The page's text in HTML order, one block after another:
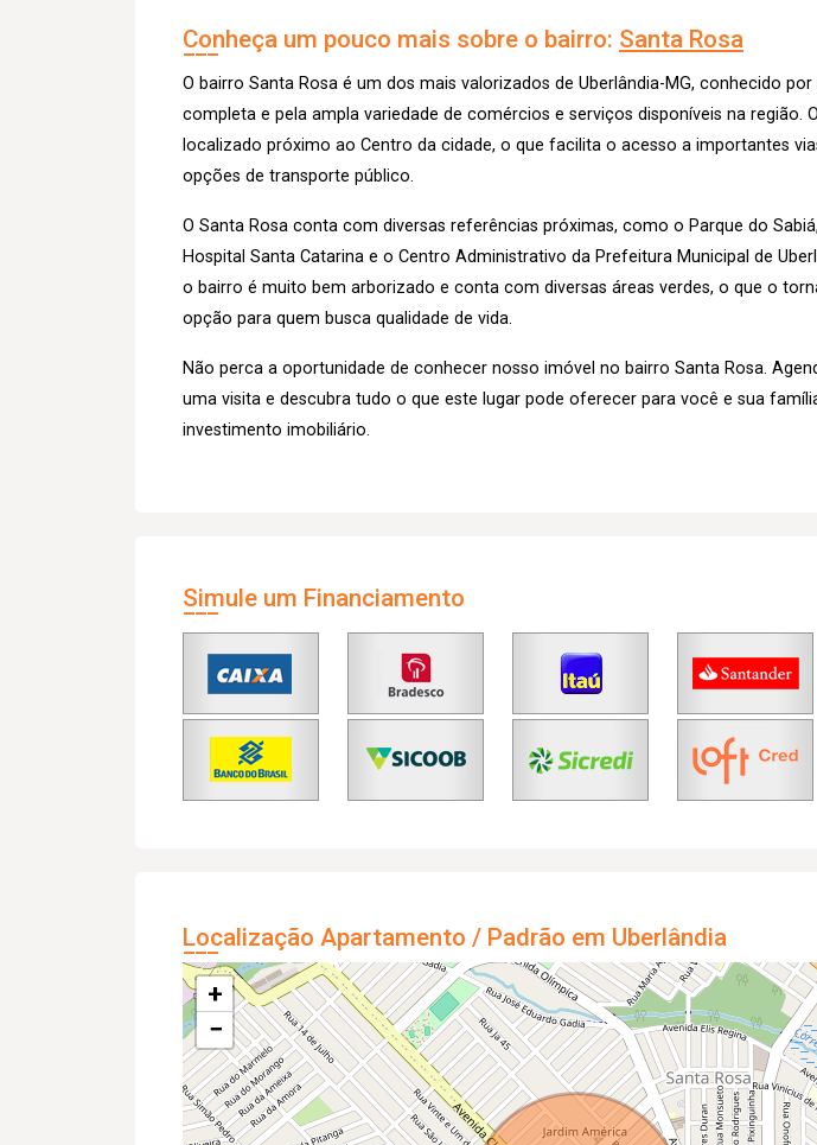
Conheça um pouco mais sobre o bairro: Santa Rosa
O bairro Santa Rosa é um dos mais valorizados de Uberlândia-MG, conhecido
completa e pela ampla variedade de comércios e serviços disponíveis na região.
localizado próximo ao Centro da cidade, o que facilita o acesso a importantes
opções de transporte público.
O Santa Rosa conta com diversas referências próximas, como o Parque do
Hospital Santa Catarina e o Centro Administrativo da Prefeitura Municipal de
o bairro é muito bem arborizado e conta com diversas áreas verdes, o que o
opção para quem busca qualidade de vida.
Não perca a oportunidade de conhecer nosso imóvel no bairro Santa Rosa.
uma visita e descubra tudo o que este lugar pode oferecer para você e sua
investimento imobiliário.
Simule um Financiamento
Localização Apartamento / Padrão em Uberlândia
+
−